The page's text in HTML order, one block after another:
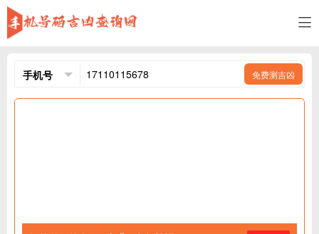
免费测吉凶